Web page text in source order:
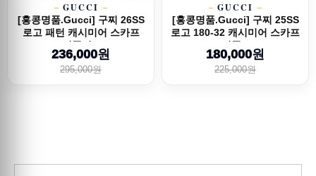
GUCCI
[홍콩명품.Gucci] 구찌 26SS
로고 패턴 캐시미어 스카프
머플러...
236,000원
295,000원
GUCCI
[홍콩명품.Gucci] 구찌 25SS
로고 180-32 캐시미어 스카프
머플...
180,000원
225,000원